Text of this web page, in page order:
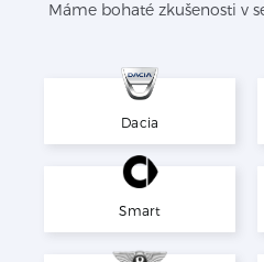
Máme bohaté zkušenosti v
Dacia
Smart